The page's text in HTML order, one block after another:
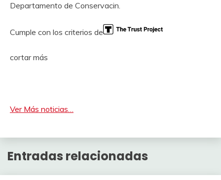
Departamento de Conservacin.
Cumple con los criterios de
cortar más
Ver Más noticias…
Entradas relacionadas